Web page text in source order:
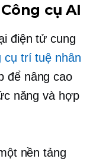
Công cụ AI
điện tử cung
cụ trí tuệ nhân
để nâng cao
năng và hợp
nền tảng